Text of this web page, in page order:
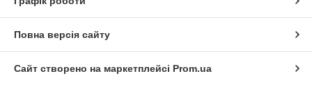
Повна версія сайту
Сайт створено на маркетплейсі Prom.ua